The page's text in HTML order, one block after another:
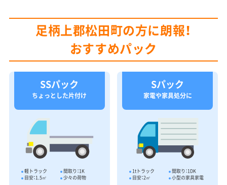
足柄上郡松田町の方に朗報！
おすすめパック
SSパック
ちょっとした片付け
軽トラック
間取り：1K
目安：1.5㎥
少々の荷物
Sパック
家電や家具処分に
1tトラック
間取り：1DK
目安：2㎥
小型の家具家電